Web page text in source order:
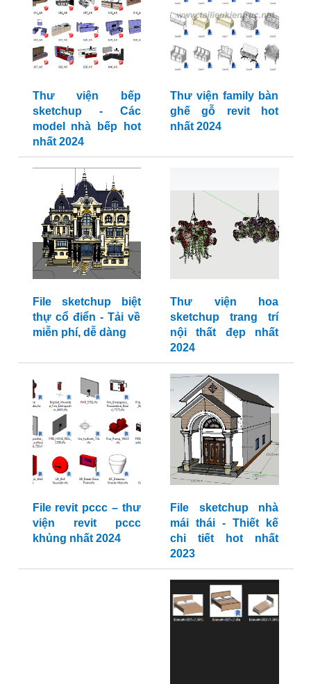
Thư viện bếp
sketchup - Các
model nhà bếp hot
nhất 2024
Thư viện family bàn
ghế gỗ revit hot
nhất 2024
File sketchup biệt
thự cổ điển - Tải về
miễn phí, dễ dàng
Thư viện hoa
sketchup trang trí
nội thất đẹp nhất
2024
File revit pccc – thư
viện revit pccc
khủng nhất 2024
File sketchup nhà
mái thái - Thiết kế
chi tiết hot nhất
2023